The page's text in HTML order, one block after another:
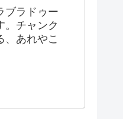
ブラドゥー
。チャンク
、あれやこ